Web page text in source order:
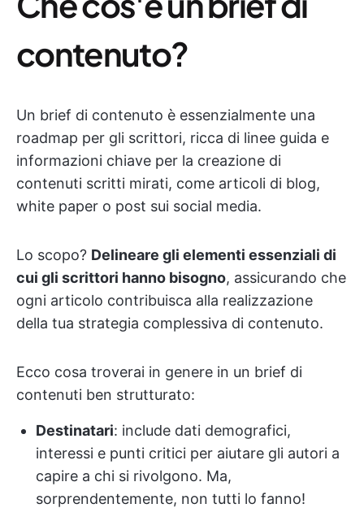
contenuto?
Un brief di contenuto è essenzialmente una
roadmap per gli scrittori, ricca di linee guida e
informazioni chiave per la creazione di
contenuti scritti mirati, come articoli di blog,
white paper o post sui social media.
Lo scopo? Delineare gli elementi essenziali di
cui gli scrittori hanno bisogno, assicurando che
ogni articolo contribuisca alla realizzazione
della tua strategia complessiva di contenuto.
Ecco cosa troverai in genere in un brief di
contenuti ben strutturato:
Destinatari: include dati demografici,
interessi e punti critici per aiutare gli autori a
capire a chi si rivolgono. Ma,
sorprendentemente, non tutti lo fanno!